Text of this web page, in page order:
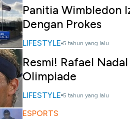
Panitia Wimbledon
Dengan Prokes
LIFESTYLE 5 tahun yang lalu
Resmi! Rafael
Olimpiade
LIFESTYLE 5 tahun yang lalu
ESPORTS